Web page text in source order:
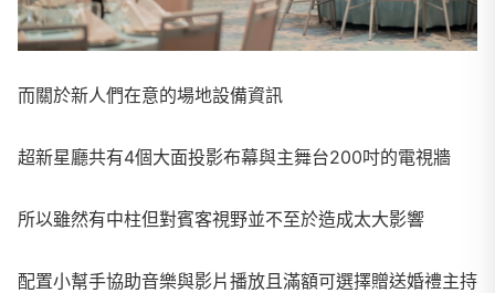
而關於新人們在意的場地設備資訊
超新星廳共有4個大面投影布幕與主舞台200吋的電視牆
所以雖然有中柱但對賓客視野並不至於造成太大影響
配置小幫手協助音樂與影片播放且滿額可選擇贈送婚禮主持